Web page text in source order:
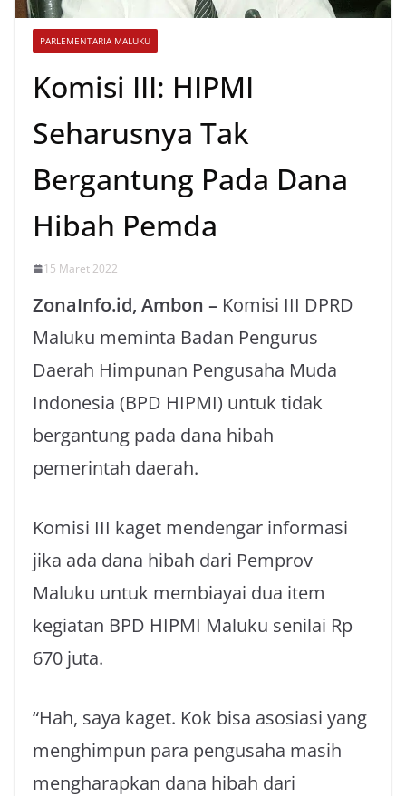
PARLEMENTARIA MALUKU
Komisi III: HIPMI
Seharusnya Tak
Bergantung Pada Dana
Hibah Pemda
15 Maret 2022
ZonaInfo.id, Ambon – Komisi III DPRD
Maluku meminta Badan Pengurus
Daerah Himpunan Pengusaha Muda
Indonesia (BPD HIPMI) untuk tidak
bergantung pada dana hibah
pemerintah daerah.
Komisi III kaget mendengar informasi
jika ada dana hibah dari Pemprov
Maluku untuk membiayai dua item
kegiatan BPD HIPMI Maluku senilai Rp
670 juta.
“Hah, saya kaget. Kok bisa asosiasi yang
menghimpun para pengusaha masih
mengharapkan dana hibah dari